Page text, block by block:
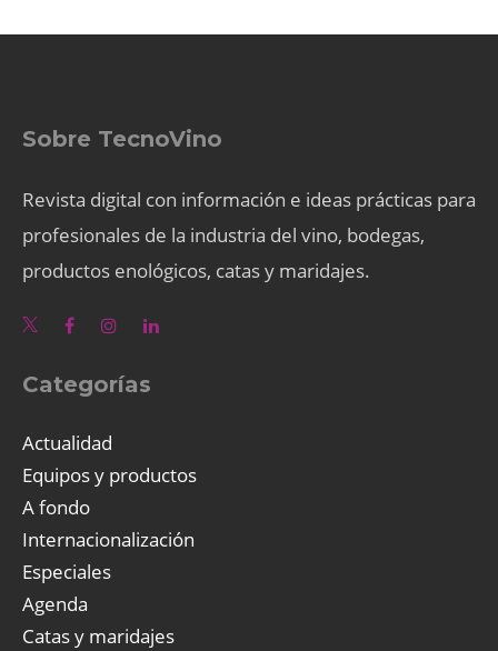
Sobre TecnoVino
Revista digital con información e ideas prácticas para
profesionales de la industria del vino, bodegas,
productos enológicos, catas y maridajes.
Categorías
Actualidad
Equipos y productos
A fondo
Internacionalización
Especiales
Agenda
Catas y maridajes